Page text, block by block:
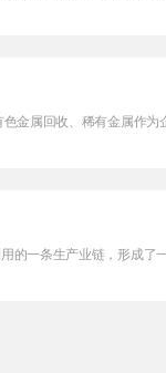
金属回收、稀有金属作为
一条生产业链，形成了